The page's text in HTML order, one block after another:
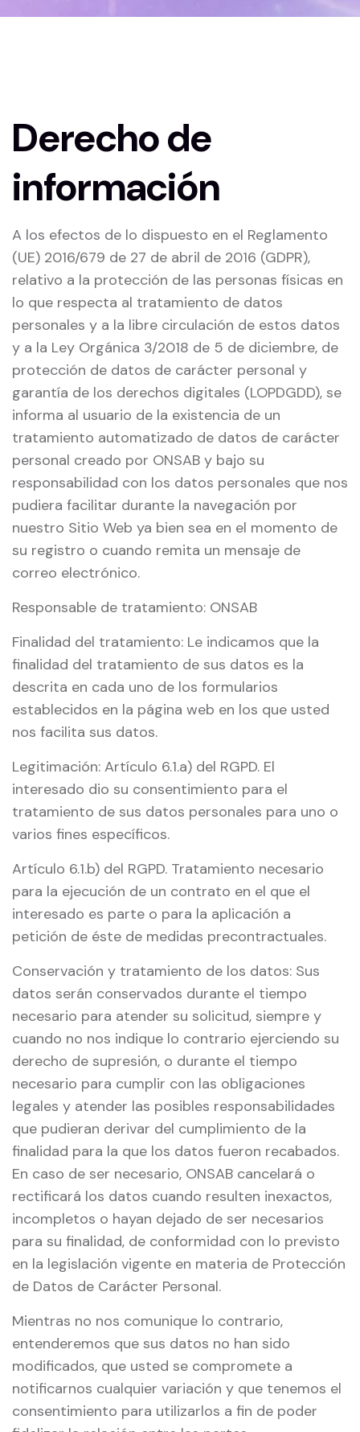
Derecho de
información
A los efectos de lo dispuesto en el Reglamento
(UE) 2016/679 de 27 de abril de 2016 (GDPR),
relativo a la protección de las personas físicas en
lo que respecta al tratamiento de datos
personales y a la libre circulación de estos datos
y a la Ley Orgánica 3/2018 de 5 de diciembre, de
protección de datos de carácter personal y
garantía de los derechos digitales (LOPDGDD), se
informa al usuario de la existencia de un
tratamiento automatizado de datos de carácter
personal creado por ONSAB y bajo su
responsabilidad con los datos personales que nos
pudiera facilitar durante la navegación por
nuestro Sitio Web ya bien sea en el momento de
su registro o cuando remita un mensaje de
correo electrónico.
Responsable de tratamiento: ONSAB
Finalidad del tratamiento: Le indicamos que la
finalidad del tratamiento de sus datos es la
descrita en cada uno de los formularios
establecidos en la página web en los que usted
nos facilita sus datos.
Legitimación: Artículo 6.1.a) del RGPD. El
interesado dio su consentimiento para el
tratamiento de sus datos personales para uno o
varios fines específicos.
Artículo 6.1.b) del RGPD. Tratamiento necesario
para la ejecución de un contrato en el que el
interesado es parte o para la aplicación a
petición de éste de medidas precontractuales.
Conservación y tratamiento de los datos: Sus
datos serán conservados durante el tiempo
necesario para atender su solicitud, siempre y
cuando no nos indique lo contrario ejerciendo su
derecho de supresión, o durante el tiempo
necesario para cumplir con las obligaciones
legales y atender las posibles responsabilidades
que pudieran derivar del cumplimiento de la
finalidad para la que los datos fueron recabados.
En caso de ser necesario, ONSAB cancelará o
rectificará los datos cuando resulten inexactos,
incompletos o hayan dejado de ser necesarios
para su finalidad, de conformidad con lo previsto
en la legislación vigente en materia de Protección
de Datos de Carácter Personal.
Mientras no nos comunique lo contrario,
entenderemos que sus datos no han sido
modificados, que usted se compromete a
notificarnos cualquier variación y que tenemos el
consentimiento para utilizarlos a fin de poder